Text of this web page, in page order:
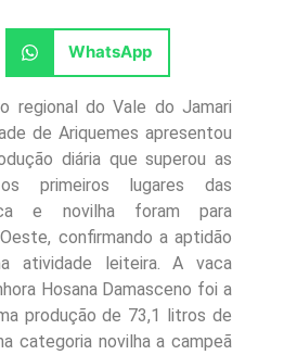
WhatsApp
regional do Vale do Jamari
de Ariquemes apresentou
diária que superou as
primeiros lugares das
e novilha foram para
confirmando a aptidão
atividade leiteira. A vaca
Hosana Damasceno foi a
produção de 73,1 litros de
categoria novilha a campeã